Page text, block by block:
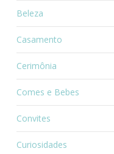
Beleza
Casamento
Cerimônia
Comes e Bebes
Convites
Curiosidades